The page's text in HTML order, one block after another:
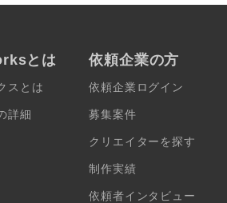
とは
スとは
詳細
依頼企業の方
依頼企業ログイン
募集案件
クリエイターを探す
制作実績
依頼者インタビュー